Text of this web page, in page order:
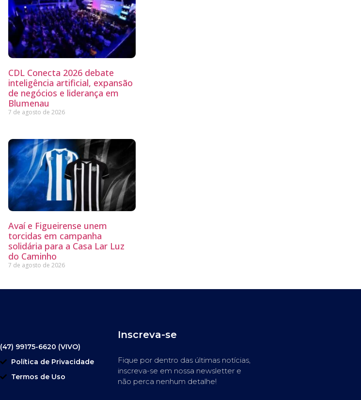
CDL Conecta 2026 debate
inteligência artificial, expansão
de negócios e liderança em
Blumenau
7 de agosto de 2026
Avaí e Figueirense unem
torcidas em campanha
solidária para a Casa Lar Luz
do Caminho
7 de agosto de 2026
(47) 99175-6620 (VIVO)
Política de Privacidade
Termos de Uso
Inscreva-se
Fique por dentro das últimas notícias,
inscreva-se em nossa newsletter e
não perca nenhum detalhe!